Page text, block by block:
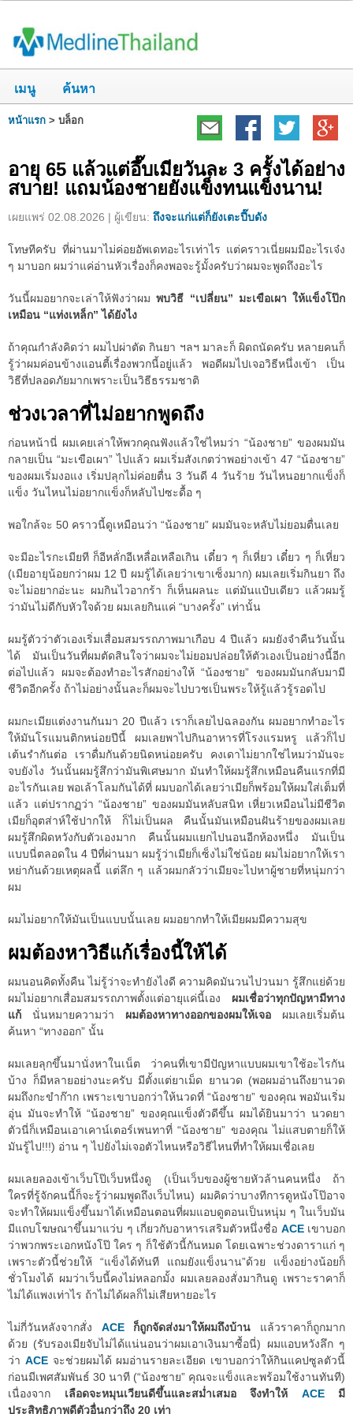
เมนู ค้นหา
หน้าแรก > บล็อก
อายุ 65 แล้วแต่อึ๊บเมียวันละ 3 ครั้งได้อย่าง
สบาย! แถมน้องชายยังแข็งทนแข็งนาน!
เผยแพร่ 02.08.2026 | ผู้เขียน: ถึงจะแก่แต่ก็ยังเตะปี๊บดัง
โทษทีครับ ที่ผ่านมาไม่ค่อยอัพเดทอะไรเท่าไร แต่คราวเนี่ยผมมีอะไรเจ๋ง
ๆ มาบอก ผมว่าแค่อ่านหัวเรื่องก็คงพอจะรู้มั้งครับว่าผมจะพูดถึงอะไร
วันนี้ผมอยากจะเล่าให้ฟังว่าผมพบวิธี “เปลี่ยน” มะเขือเผา ให้แข็งโป๊ก
เหมือน “แท่งเหล็ก” ได้ยังไง
ถ้าคุณกำลังคิดว่า ผมไปผ่าตัด กินยา ฯลฯ มาละก็ ผิดถนัดครับ หลายคนก็
รู้ว่าผมค่อนข้างแอนตี้เรื่องพวกนี้อยู่แล้ว พอดีผมไปเจอวิธีหนึ่งเข้า เป็น
วิธีที่ปลอดภัยมากเพราะเป็นวิธีธรรมชาติ
ช่วงเวลาที่ไม่อยากพูดถึง
ก่อนหน้านี่ ผมเคยเล่าให้พวกคุณฟังแล้วใช่ไหมว่า “น้องชาย” ของผมมัน
กลายเป็น “มะเขือเผา” ไปแล้ว ผมเริ่มสังเกตว่าพอย่างเข้า 47 “น้องชาย”
ของผมเริ่มงอแง เริ่มปลุกไม่ค่อยตื่น 3 วันดี 4 วันร้าย วันไหนอยากแข็งก็
แข็ง วันไหนไม่อยากแข็งก็หลับไปซะดื้อ ๆ
พอใกล้จะ 50 คราวนี้ดูเหมือนว่า “น้องชาย” ผมมันจะหลับไม่ยอมตื่นเลย
จะมีอะไรกะเมียที ก็อีหลั่กอีเหลื่อเหลือเกิน เดี๋ยว ๆ ก็เหี่ยว เดี๋ยว ๆ ก็เหี่ยว
(เมียอายุน้อยกว่าผม 12 ปี ผมรู้ได้เลยว่าเขาเซ็งมาก) ผมเลยเริ่มกินยา ถึง
จะไม่อยากอ่ะนะ ผมกินไวอากร้า ก็เห็นผลนะ แต่มันแป๋บเดียว แล้วผมรู้
ว่ามันไม่ดีกับหัวใจด้วย ผมเลยกินแค่ “บางครั้ง” เท่านั้น
ผมรู้ตัวว่าตัวเองเริ่มเสื่อมสมรรถภาพมาเกือบ 4 ปีแล้ว ผมยังจำคืนวันนั้น
ได้ มันเป็นวันที่ผมตัดสินใจว่าผมจะไม่ยอมปล่อยให้ตัวเองเป็นอย่างนี้อีก
ต่อไปแล้ว ผมจะต้องทำอะไรสักอย่างให้ “น้องชาย” ของผมมันกลับมามี
ชีวิตอีกครั้ง ถ้าไม่อย่างนั้นละก็ผมจะไปบวชเป็นพระให้รู้แล้วรู้รอดไป
ผมกะเมียแต่งงานกันมา 20 ปีแล้ว เราก็เลยไปฉลองกัน ผมอยากทำอะไร
ให้มันโรแมนติกหน่อยปีนี้ ผมเลยพาไปกินอาหารที่โรงแรมหรู แล้วก็ไป
เต้นรำกันต่อ เราดื่มกันด้วยนิดหน่อยครับ คงเดาไม่ยากใช่ไหมว่ามันจะ
จบยังไง วันนั้นผมรู้สึกว่ามันพิเศษมาก มันทำให้ผมรู้สึกเหมือนคืนแรกที่มี
อะไรกันเลย พอเล้าโลมกันได้ที่ ผมบอกได้เลยว่าเมียก็พร้อมให้ผมใส่เต็มที่
แล้ว แต่ปรากฏว่า “น้องชาย” ของผมมันหลับสนิท เหี่ยวเหมือนไม่มีชีวิต
เมียก็อุตส่าห์ใช้ปากให้ ก็ไม่เป็นผล คืนนั้นมันเหมือนฝันร้ายของผมเลย
ผมรู้สึกผิดหวังกับตัวเองมาก คืนนั้นผมแยกไปนอนอีกห้องหนึ่ง มันเป็น
แบบนี่ตลอดใน 4 ปีที่ผ่านมา ผมรู้ว่าเมียก็เซ็งไม่ใช่น้อย ผมไม่อยากให้เรา
หย่ากันด้วยเหตุผลนี้ แต่ลึก ๆ แล้วผมกลัวว่าเมียจะไปหาผู้ชายที่หนุ่มกว่า
ผม
ผมไม่อยากให้มันเป็นแบบนั้นเลย ผมอยากทำให้เมียผมมีความสุข
ผมต้องหาวิธีแก้เรื่องนี้ให้ได้
ผมนอนคิดทั้งคืน ไม่รู้ว่าจะทำยังไงดี ความคิดมันวนไปวนมา รู้สึกแย่ด้วย
ผมไม่อยากเสื่อมสมรรถภาพตั้งแต่อายุแค่นี้เอง ผมเชื่อว่าทุกปัญหามีทาง
แก้ นั่นหมายความว่า ผมต้องหาทางออกของผมให้เจอ ผมเลยเริ่มต้น
ค้นหา “ทางออก” นั้น
ผมเลยลุกขึ้นมานั่งหาในเน็ต ว่าคนที่เขามีปัญหาแบบผมเขาใช้อะไรกัน
บ้าง ก็มีหลายอย่างนะครับ มีตั้งแต่ยาเม็ด ยานวด (พอผมอ่านถึงยานวด
ผมถึงกะขำก๊าก เพราะเขาบอกว่าให้นวดที่ “น้องชาย” ของคุณ พอมันเริ่ม
อุ่น มันจะทำให้ “น้องชาย” ของคุณแข็งตัวดีขึ้น ผมได้ยินมาว่า นวดยา
ตัวนี่ก็เหมือนเอาเคาน์เตอร์เพนทาที่ “น้องชาย” ของคุณ ไม่แสบตายก็ให้
มันรู้ไป!!!) อ่าน ๆ ไปยังไม่เจอตัวไหนหรือวิธีไหนที่ทำให้ผมเชื่อเลย
ผมเลยลองเข้าเว็บโป๊เว็บหนึ่งดู (เป็นเว็บของผู้ชายหัวล้านคนหนึ่ง ถ้า
ใครที่รู้จักคนนี้ก็จะรู้ว่าผมพูดถึงเว็บไหน) ผมคิดว่าบางทีการดูหนังโป๊อาจ
จะทำให้ผมแข็งขึ้นมาได้เหมือนตอนที่ผมแอบดูตอนเป็นหนุ่ม ๆ ในเว็บมัน
มีแถบโฆษณาขึ้นมาแว่บ ๆ เกี่ยวกับอาหารเสริมตัวหนึ่งชื่อ ACEเขาบอก
ว่าพวกพระเอกหนังโป๊ ใคร ๆ ก็ใช้ตัวนี้กันหมด โดยเฉพาะช่วงดาราแก่ ๆ
เพราะตัวนี้ช่วยให้ “แข็งได้ทันที แถมยังแข็งนาน”ด้วย แข็งอย่างน้อยก็
ชั่วโมงได้ ผมว่าเว็บนี้คงไม่หลอกมั้ง ผมเลยลองสั่งมากินดู เพราะราคาก็
ไม่ได้แพงเท่าไร ถ้าไม่ได้ผลก็ไม่เสียหายอะไร
ไม่กี่วันหลังจากสั่ง ACE ก็ถูกจัดส่งมาให้ผมถึงบ้าน แล้วราคาก็ถูกมาก
ด้วย (รับรองเมียจับไม่ได้แน่นอนว่าผมเอาเงินมาซื้อนี่) ผมแอบหวังลึก ๆ
ว่า ACEจะช่วยผมได้ ผมอ่านรายละเอียด เขาบอกว่าให้กินแคปซูลตัวนี้
ก่อนมีเพศสัมพันธ์ 30 นาที (“น้องชาย” คุณจะแข็งและพร้อมใช้งานทันที)
เนื่องจาก เลือดจะหมุนเวียนดีขึ้นและสม่ำเสมอ จึงทำให้ ACEมี
ประสิทธิภาพดีตัวอื่นกว่าถึง 20 เท่า